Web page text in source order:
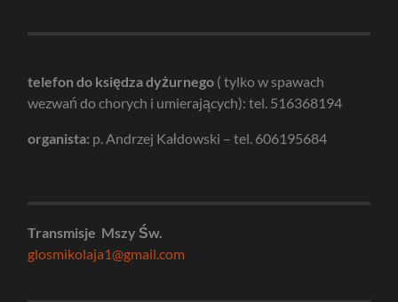
telefon do księdza dyżurnego ( tylko w spawach
wezwań do chorych i umierających): tel. 516368194
organista: p. Andrzej Kałdowski – tel. 606195684
Transmisje Mszy Św.
glosmikolaja1@gmail.com